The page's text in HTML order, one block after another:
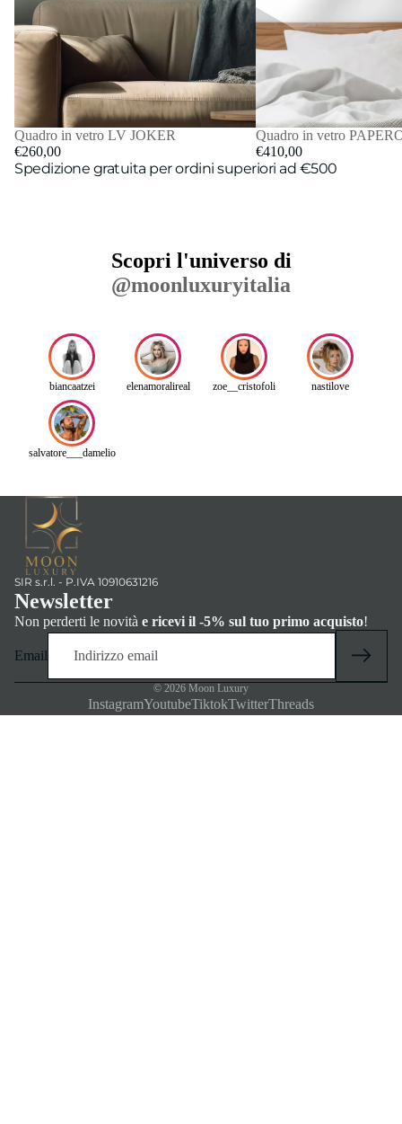
Quadro in vetro LV JOKER
€260,00
Quadro in vetro
€410,00
Spedizione gratuita per ordini superiori ad €500
Scopri l'universo di
@moonluxuryitalia
biancaatzei elenamoralireal zoe__cristofoli nastilove
salvatore___damelio
SIR s.r.l. - P.IVA 10910631216
Newsletter
Non perderti le novità e ricevi il -5% sul tuo primo acquisto!
Email
© 2026 Moon Luxury
InstagramYoutubeTiktokTwitterThreads